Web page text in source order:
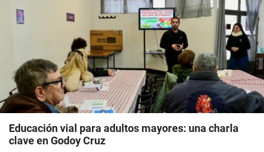
Educación vial para adultos mayores: una charla
clave en Godoy Cruz